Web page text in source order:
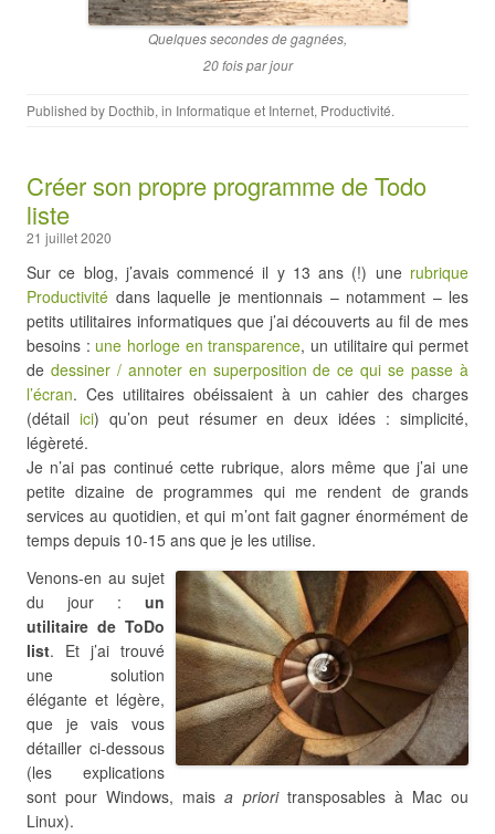
Quelques secondes de gagnées,
20 fois par jour
Published by Docthib, in Informatique et Internet, Productivité.
Créer son propre programme de Todo
liste
21 juillet 2020
Sur ce blog, j’avais commencé il y 13 ans (!) une rubrique
Productivité dans laquelle je mentionnais – notamment – les
petits utilitaires informatiques que j’ai découverts au fil de mes
besoins : une horloge en transparence, un utilitaire qui permet
de dessiner / annoter en superposition de ce qui se passe à
l’écran. Ces utilitaires obéissaient à un cahier des charges
(détail ici) qu’on peut résumer en deux idées : simplicité,
légèreté.
Je n’ai pas continué cette rubrique, alors même que j’ai une
petite dizaine de programmes qui me rendent de grands
services au quotidien, et qui m’ont fait gagner énormément de
temps depuis 10-15 ans que je les utilise.
Venons-en au sujet
du jour : un
utilitaire de ToDo
list. Et j’ai trouvé
une solution
élégante et légère,
que je vais vous
détailler ci-dessous
(les explications
sont pour Windows, maisa prioritransposables à Mac ou
Linux).